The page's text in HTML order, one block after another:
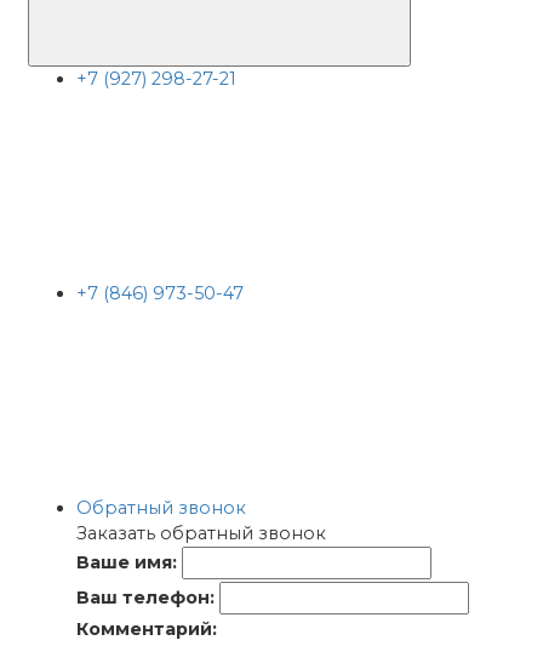
+7 (927) 298-27-21
+7 (846) 973-50-47
Обратный звонок
Заказать обратный звонок
Ваше имя:
Ваш телефон:
Комментарий: